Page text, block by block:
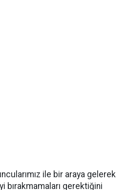
ile bir araya gelerek
bırakmamaları gerektiğini